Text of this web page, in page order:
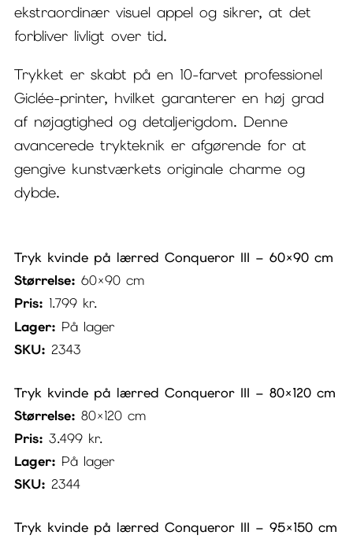
ekstraordinær visuel appel og sikrer, at det
forbliver livligt over tid.
Trykket er skabt på en 10-farvet professionel
Giclée-printer, hvilket garanterer en høj grad
af nøjagtighed og detaljerigdom. Denne
avancerede trykteknik er afgørende for at
gengive kunstværkets originale charme og
dybde.
Tryk kvinde på lærred Conqueror III – 60×90 cm
Størrelse: 60×90 cm
Pris: 1.799 kr.
Lager: På lager
SKU: 2343
Tryk kvinde på lærred Conqueror III – 80×120 cm
Størrelse: 80×120 cm
Pris: 3.499 kr.
Lager: På lager
SKU: 2344
Tryk kvinde på lærred Conqueror III – 95×150 cm